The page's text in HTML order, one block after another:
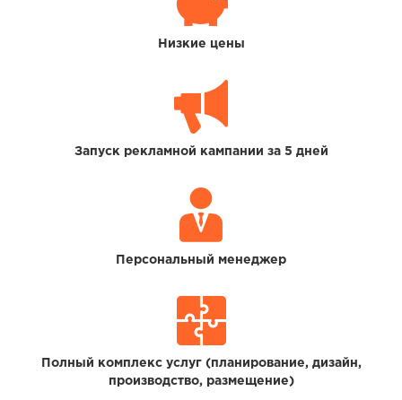
Низкие цены
Запуск рекламной кампании за 5 дней
Персональный менеджер
Полный комплекс услуг (планирование, дизайн,
производство, размещение)